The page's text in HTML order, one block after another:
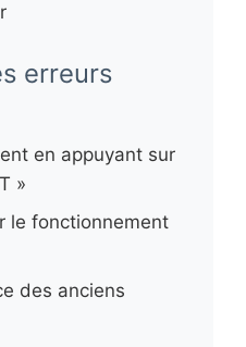
erreurs
en appuyant sur
»
le fonctionnement
des anciens